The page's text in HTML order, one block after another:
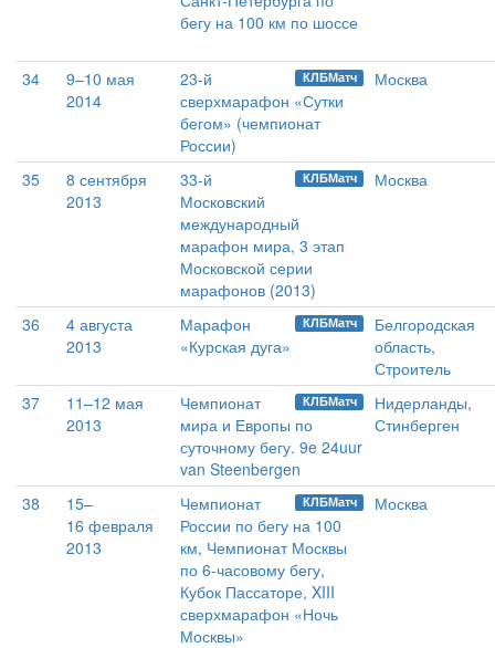
бегу на 100 км по шоссе
34
9–10 мая
2014
КЛБМатч
23-й
сверхмарафон «Сутки
бегом» (чемпионат
России)
Москва
35
8 сентября
2013
КЛБМатч
33-й
Московский
международный
марафон мира, 3 этап
Московской серии
марафонов (2013)
Москва
36
4 августа
2013
КЛБМатч
Марафон
«Курская дуга»
Белгородская
область,
Строитель
37
11–12 мая
2013
КЛБМатч
Чемпионат
мира и Европы по
суточному бегу. 9e 24uur
van Steenbergen
Нидерланды,
Стинберген
38
15–
16 февраля
2013
КЛБМатч
Чемпионат
России по бегу на 100
км, Чемпионат Москвы
по 6-часовому бегу,
Кубок Пассаторе, XIII
сверхмарафон «Ночь
Москвы»
Москва